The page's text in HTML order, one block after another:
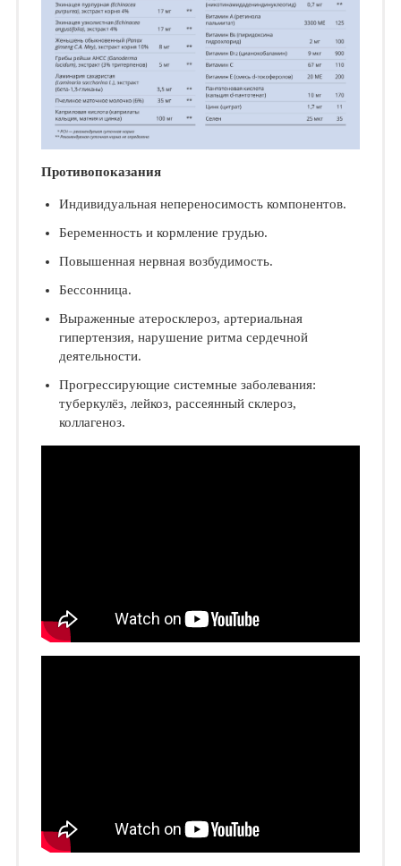
Противопоказания
Индивидуальная непереносимость компонентов.
Беременность и кормление грудью.
Повышенная нервная возбудимость.
Бессонница.
Выраженные атеросклероз, артериальная
гипертензия, нарушение ритма сердечной
деятельности.
Прогрессирующие системные заболевания:
туберкулёз, лейкоз, рассеянный склероз,
коллагеноз.